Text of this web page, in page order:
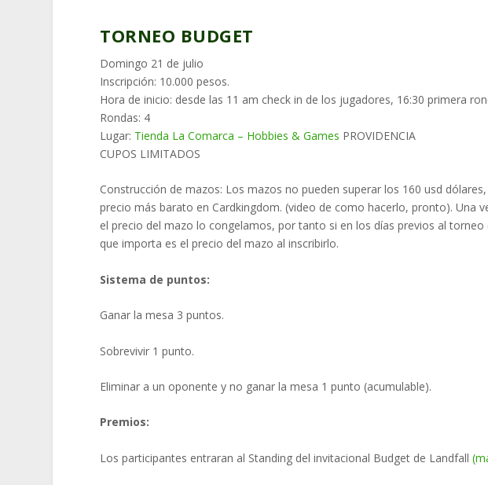
TORNEO BUDGET
Domingo 21 de julio
Inscripción: 10.000 pesos.
Hora de inicio: desde las 11 am check in de los jugadores, 16:30 primera
Rondas: 4
Lugar: Tienda La Comarca – Hobbies & Games PROVIDENCIA
CUPOS LIMITADOS
Construcción de mazos: Los mazos no pueden superar los 160 usd
precio más barato en Cardkingdom. (video de como hacerlo, pronto). Una
el precio del mazo lo congelamos, por tanto si en los días previos al
que importa es el precio del mazo al inscribirlo.
Sistema de puntos:
Ganar la mesa 3 puntos.
Sobrevivir 1 punto.
Eliminar a un oponente y no ganar la mesa 1 punto (acumulable).
Premios:
Los participantes entraran al Standing del invitacional Budget de Landfall